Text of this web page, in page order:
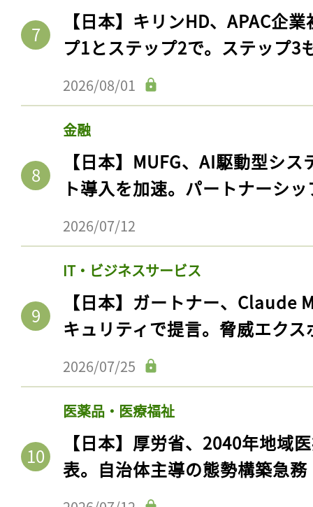
【日本】キリンHD、APAC企
プ1とステップ2で。ステップ3
2026/08/01
金融
【日本】MUFG、AI駆動型シ
ト導入を加速。パートナーシ
2026/07/12
IT・ビジネスサービス
【日本】ガートナー、Claude
キュリティで提言。脅威エク
2026/07/25
医薬品・医療福祉
【日本】厚労省、2040年地域
表。自治体主導の態勢構築急務